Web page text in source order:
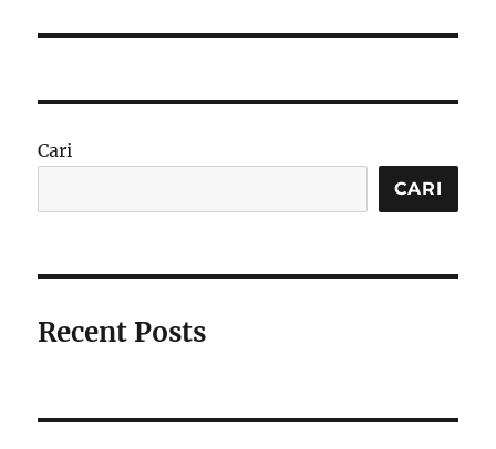
Cari
CARI
Recent Posts